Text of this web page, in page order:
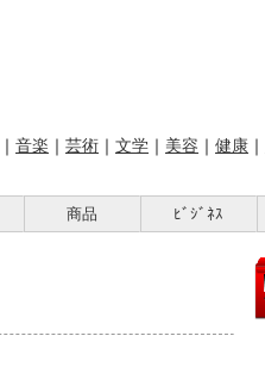
｜ 音楽 ｜ 芸術 ｜ 文学 ｜ 美容 ｜ 健康 ｜
商品 ﾋﾞｼﾞﾈｽ